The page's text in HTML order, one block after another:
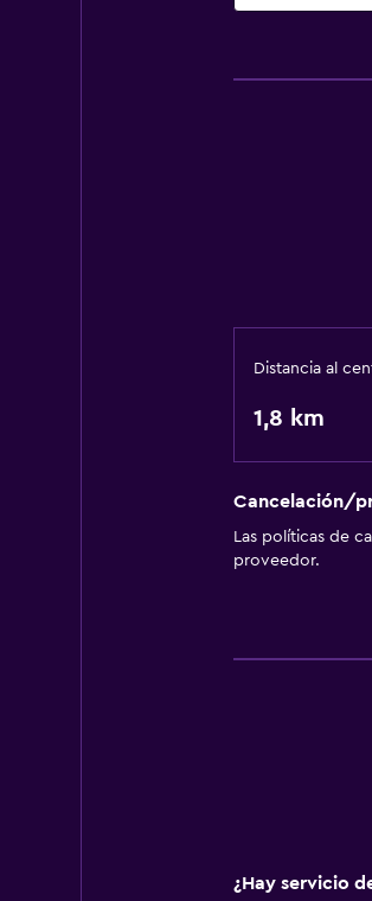
Lavandería
Distancia al
1,8 km
Cancelación/
Las políticas de
proveedor.
¿Hay servicio